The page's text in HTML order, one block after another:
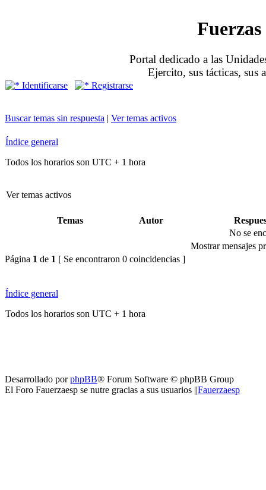
Portal dedicado a las
Ejercito, sus tácticas, sus
Identificarse Registrarse
Buscar temas sin respuesta | Ver temas activos
Índice general
Todos los horarios son UTC + 1 hora
Ver temas activos
Temas Autor
No se
Mostrar mensajes
Página 1 de 1 [ Se encontraron 0 coincidencias ]
Índice general
Todos los horarios son UTC + 1 hora
Desarrollado porphpBB® Forum Software © phpBB Group
El Foro Fauerzaesp se nutre gracias a sus usuarios ||Fauerzaesp